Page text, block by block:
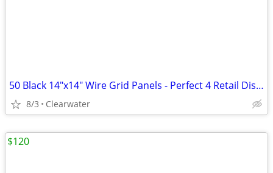
50 Black 14"x14" Wire Grid Panels - Perfect 4 Retail Displays/Storage
8/3 Clearwater
$120